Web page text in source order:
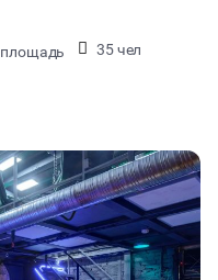
площадь
35 чел